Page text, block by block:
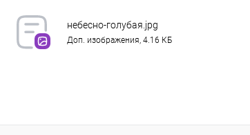
В избранное Под заказ
Цвет:
небесно-голубая.jpg
Доп. изображения, 4.16 КБ